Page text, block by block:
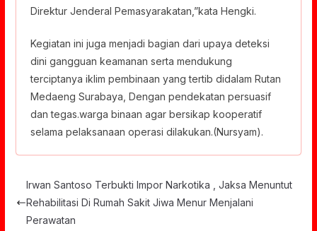
Direktur Jenderal Pemasyarakatan,”kata Hengki.
Kegiatan ini juga menjadi bagian dari upaya deteksi
dini gangguan keamanan serta mendukung
terciptanya iklim pembinaan yang tertib didalam Rutan
Medaeng Surabaya, Dengan pendekatan persuasif
dan tegas.warga binaan agar bersikap kooperatif
selama pelaksanaan operasi dilakukan.(Nursyam).
Irwan Santoso Terbukti Impor Narkotika , Jaksa Menuntut
Rehabilitasi Di Rumah Sakit Jiwa Menur Menjalani
Perawatan